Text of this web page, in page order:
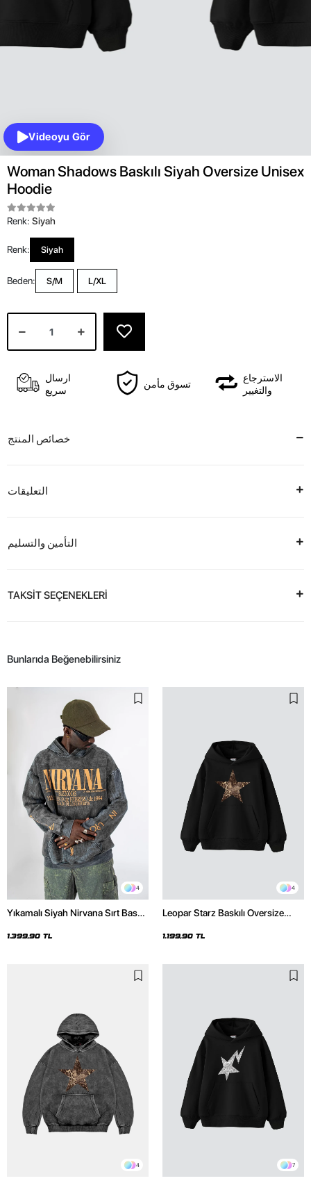
Videoyu Gör
Woman Shadows Baskılı Siyah Oversize Unisex
Hoodie
Renk: Siyah
Renk: Siyah
Beden: S/M L/XL
ارسال
سريع
تسوق مأمن
الاسترجاع
والتغيير
خصائص المنتج
التعليقات
التأمين والتسليم
TAKSİT SEÇENEKLERİ
Bunlarıda Beğenebilirsiniz
4
Yıkamalı Siyah Nirvana Sırt Baskılı
1.399,90 TL
4
Leopar Starz Baskılı Oversize
1.199,90 TL
4 7